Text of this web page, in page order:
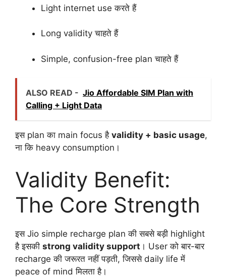
Light internet use करते हैं
Long validity चाहते हैं
Simple, confusion-free plan चाहते हैं
ALSO READ - Jio Affordable SIM Plan with
Calling + Light Data
इस plan का main focus है validity + basic usage,
ना कि heavy consumption।
Validity Benefit:
The Core Strength
इस Jio simple recharge plan की सबसे बड़ी highlight
है इसकी strong validity support । User को बार-बार
recharge की जरूरत नहीं पड़ती, जिससे daily life में
peace of mind मिलता है।